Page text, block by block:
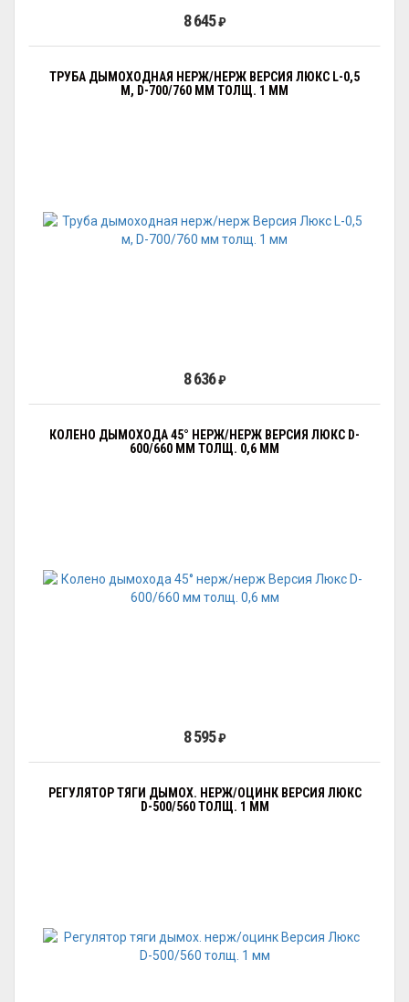
8 645₽
ТРУБА ДЫМОХОДНАЯ НЕРЖ/НЕРЖ ВЕРСИЯ ЛЮКС L-0,5
М, D-700/760 ММ ТОЛЩ. 1 ММ
8 636₽
КОЛЕНО ДЫМОХОДА 45° НЕРЖ/НЕРЖ ВЕРСИЯ ЛЮКС D-
600/660 ММ ТОЛЩ. 0,6 ММ
8 595₽
РЕГУЛЯТОР ТЯГИ ДЫМОХ. НЕРЖ/ОЦИНК ВЕРСИЯ ЛЮКС
D-500/560 ТОЛЩ. 1 ММ